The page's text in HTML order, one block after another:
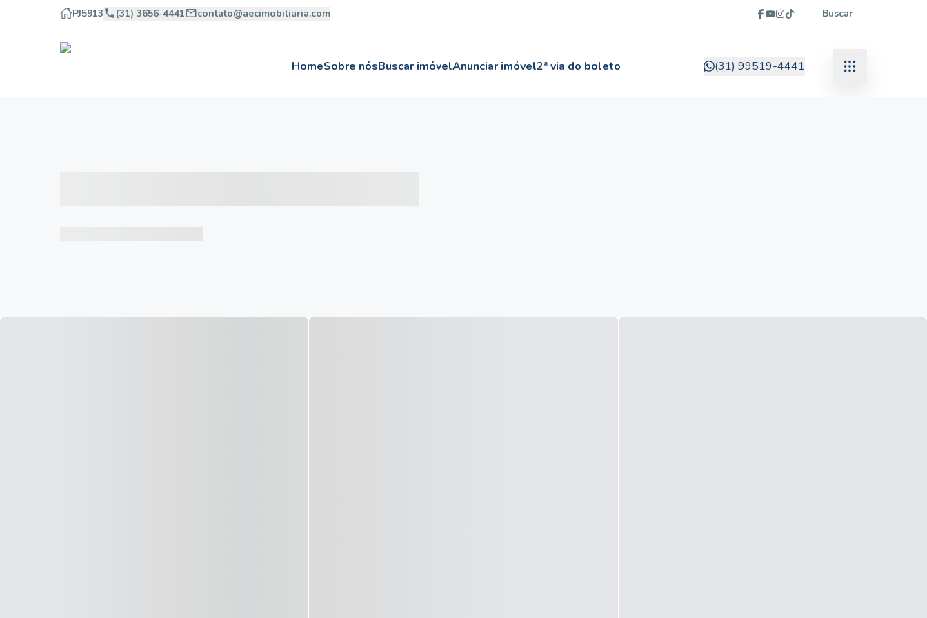
PJ5913 (31) 3656-4441 contato@aecimobiliaria.com Buscar
HomeSobre nósBuscar imóvelAnunciar imóvel2ª via do boleto (31) 99519-4441